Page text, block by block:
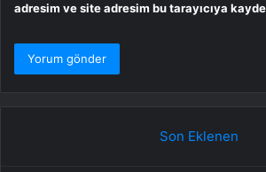
adresim ve site adresim bu tarayıcıya
Son Eklenen